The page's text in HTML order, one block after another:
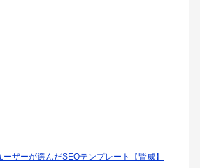
ザーが選んだSEOテンプレート【賢威】